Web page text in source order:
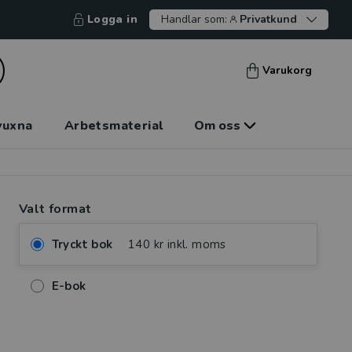
Logga in Handlar som: Privatkund
Varukorg
Arbetsmaterial Om oss
Valt format
Tryckt bok 140 kr inkl. moms
E-bok